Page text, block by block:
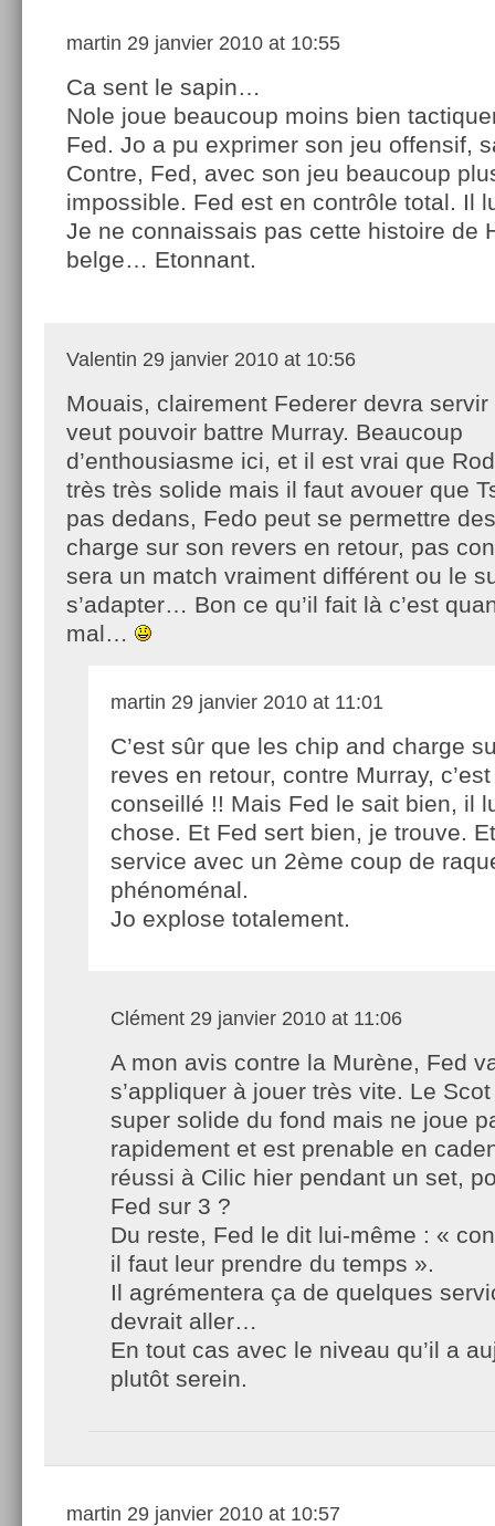
martin 29 janvier 2010 at 10:55
Ca sent le sapin…
Nole joue beaucoup moins bien
Fed. Jo a pu exprimer son jeu offensif,
Contre, Fed, avec son jeu beaucoup
impossible. Fed est en contrôle total. Il
Je ne connaissais pas cette histoire de
belge… Etonnant.
Valentin 29 janvier 2010 at 10:56
Mouais, clairement Federer devra servir
veut pouvoir battre Murray. Beaucoup
d’enthousiasme ici, et il est vrai que
très très solide mais il faut avouer que
pas dedans, Fedo peut se permettre
charge sur son revers en retour, pas
sera un match vraiment différent ou le
s’adapter… Bon ce qu’il fait là c’est
mal…
martin 29 janvier 2010 at 11:01
C’est sûr que les chip and charge
reves en retour, contre Murray,
conseillé !! Mais Fed le sait bien, il
chose. Et Fed sert bien, je trouve.
service avec un 2ème coup de
phénoménal.
Jo explose totalement.
Clément 29 janvier 2010 at 11:06
A mon avis contre la Murène, Fed
s’appliquer à jouer très vite. Le
super solide du fond mais ne joue
rapidement et est prenable en
réussi à Cilic hier pendant un set,
Fed sur 3 ?
Du reste, Fed le dit lui-même : «
il faut leur prendre du temps ».
Il agrémentera ça de quelques
devrait aller…
En tout cas avec le niveau qu’il a
plutôt serein.
martin 29 janvier 2010 at 10:57